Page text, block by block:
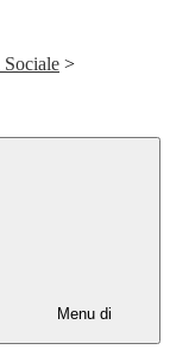
Sociale >
Menu di